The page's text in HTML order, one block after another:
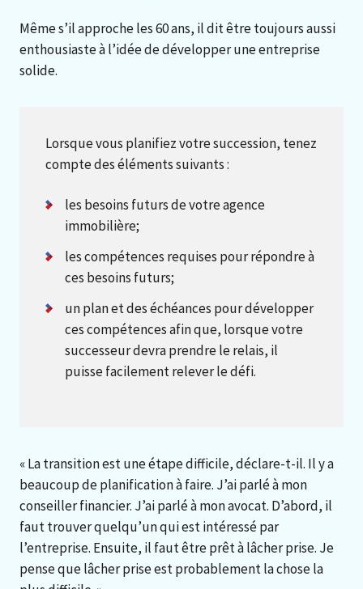
Même s’il approche les 60 ans, il dit être toujours aussi
enthousiaste à l’idée de développer une entreprise
solide.
Lorsque vous planifiez votre succession, tenez
compte des éléments suivants :
les besoins futurs de votre agence
immobilière;
les compétences requises pour répondre à
ces besoins futurs;
un plan et des échéances pour développer
ces compétences afin que, lorsque votre
successeur devra prendre le relais, il
puisse facilement relever le défi.
« La transition est une étape difficile, déclare-t-il. Il y a
beaucoup de planification à faire. J’ai parlé à mon
conseiller financier. J’ai parlé à mon avocat. D’abord, il
faut trouver quelqu’un qui est intéressé par
l’entreprise. Ensuite, il faut être prêt à lâcher prise. Je
pense que lâcher prise est probablement la chose la